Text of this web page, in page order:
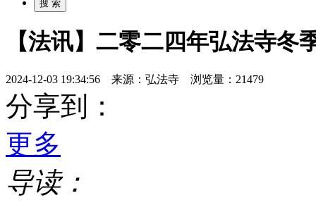
【法讯】二零二四年弘法寺冬
2024-12-03 19:34:56 来源：弘法寺 浏览量：21479
分享到：
更多
导读：